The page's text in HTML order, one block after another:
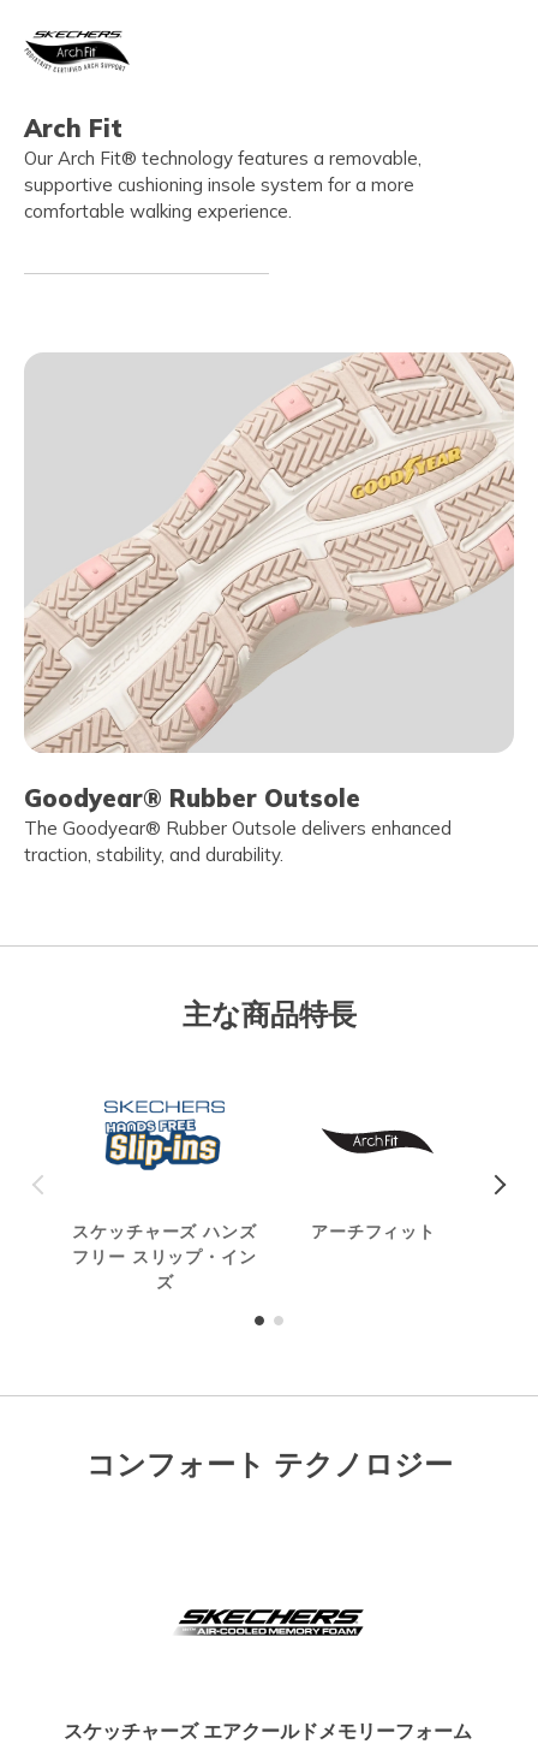
Arch Fit
Our Arch Fit® technology features a removable,
supportive cushioning insole system for a more
comfortable walking experience.
Goodyear® Rubber Outsole
The Goodyear® Rubber Outsole delivers enhanced
traction, stability, and durability.
主な商品特長
スケッチャーズ ハンズ
フリー スリップ・イン
ズ
アーチフィット
コンフォート テクノロジー
スケッチャーズ エアクールドメモリーフォーム